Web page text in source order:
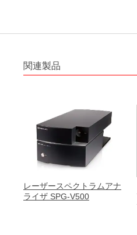
関連製品
レーザースペクトラムアナ
ライザ SPG-V500